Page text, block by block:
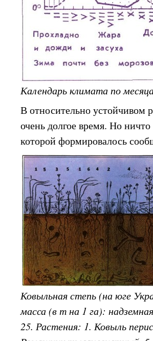
Календарь климата по
В относительно устойчивом
очень долгое время. Но
которой формировалось
Ковыльная степь (на юге
масса (в т на 1 га):
25. Растения: 1. Ковыль